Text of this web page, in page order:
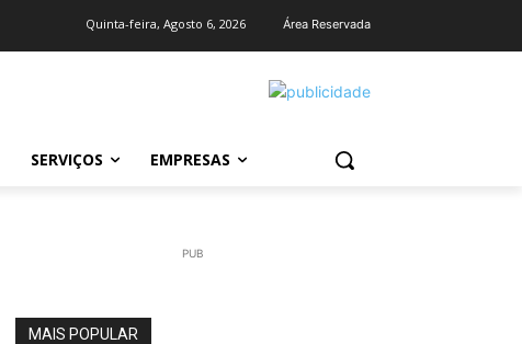
Quinta-feira, Agosto 6, 2026 Área Reservada
SERVIÇOS EMPRESAS
PUB
MAIS POPULAR